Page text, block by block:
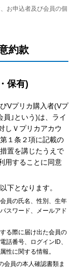
お申込者及び会員の個
約款
保有)
Vプリカ購入者(Vプ
員｣という)は、ライ
しＶプリカアカウ
１条２項に記載の
置を講じたうえで
用することに同意
下となります。
員の氏名、性別、生年
スワード、メールアド
る際に届け出た会員の
話番号、ログインID、
性に関する情報。
会員の本人確認書類ま